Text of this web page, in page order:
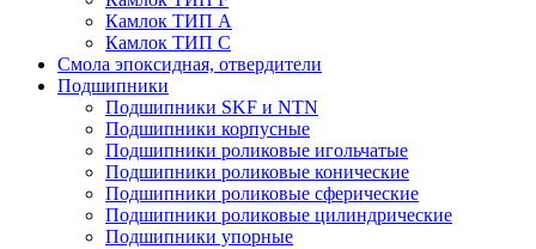
Камлок ТИП А
Камлок ТИП С
Смола эпоксидная, отвердители
Подшипники
Подшипники SKF и NTN
Подшипники корпусные
Подшипники роликовые игольчатые
Подшипники роликовые конические
Подшипники роликовые сферические
Подшипники роликовые цилиндрические
Подшипники упорные